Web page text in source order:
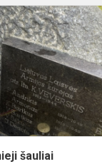
šauliai